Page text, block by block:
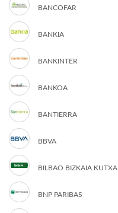
BANCOFAR
BANKIA
BANKINTER
BANKOA
BANTIERRA
BBVA
BILBAO BIZKAIA KUTXA
BNP PARIBAS